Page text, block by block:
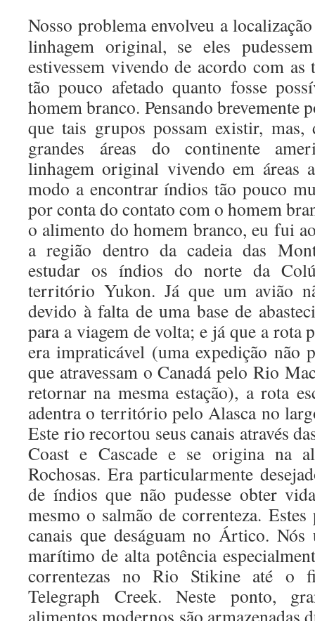
Nosso problema envolveu a
linhagem original, se eles
estivessem vivendo de acordo com as
tão pouco afetado quanto fosse
homem branco. Pensando brevemente
que tais grupos possam existir, mas,
grandes áreas do continente
linhagem original vivendo em áreas
modo a encontrar índios tão pouco
por conta do contato com o homem
o alimento do homem branco, eu fui
a região dentro da cadeia das
estudar os índios do norte da
território Yukon. Já que um avião
devido à falta de uma base de
para a viagem de volta; e já que a rota
era impraticável (uma expedição não
que atravessam o Canadá pelo Rio
retornar na mesma estação), a rota
adentra o território pelo Alasca no
Este rio recortou seus canais através
Coast e Cascade e se origina na
Rochosas. Era particularmente
de índios que não pudesse obter
mesmo o salmão de correnteza.
canais que deságuam no Ártico. Nós
marítimo de alta potência
correntezas no Rio Stikine até o
Telegraph Creek. Neste ponto,
alimentos modernos são armazenadas